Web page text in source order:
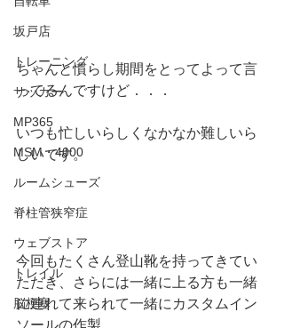
坂戸店
トレーニング
サッカー
MP365
MSM・4000
ルームシューズ
脊柱管狭窄症
ウェブストア
トレイル
脳梗塞
ちゃんと慣らし期間をとってよって言
ってるんですけど．．．
いつも忙しいらしくなかなか難しいら
しいです。
今回もたくさん登山靴を持ってきてい
ただき、さらには一緒に上る方も一緒
に連れて来られて一緒にカスタムイン
ソールの作製。